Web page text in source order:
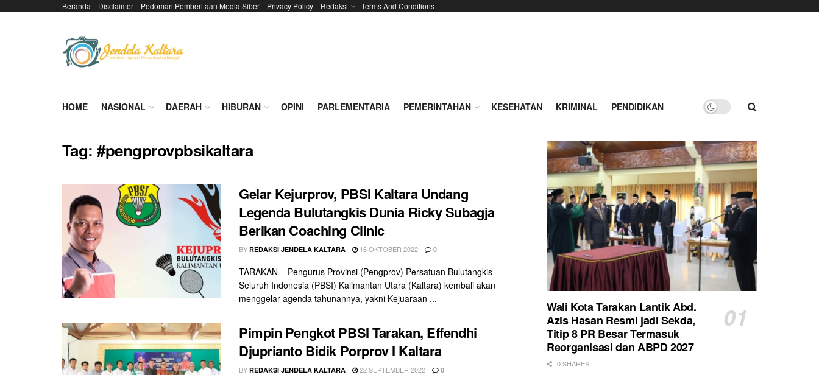
Beranda Disclaimer Pedoman Pemberitaan Media Siber Privacy Policy Redaksi Terms And Conditions
HOME NASIONAL DAERAH HIBURAN OPINI PARLEMENTARIA PEMERINTAHAN KESEHATAN KRIMINAL PENDIDIKAN
Tag:#pengprovpbsikaltara
Gelar Kejurprov, PBSI Kaltara Undang
Legenda Bulutangkis Dunia Ricky Subagja
Berikan Coaching Clinic
BY REDAKSI JENDELA KALTARA 16 OKTOBER 2022 0
TARAKAN – Pengurus Provinsi (Pengprov) Persatuan Bulutangkis
Seluruh Indonesia (PBSI) Kalimantan Utara (Kaltara) kembali akan
menggelar agenda tahunannya, yakni Kejuaraan ...
Pimpin Pengkot PBSI Tarakan, Effendhi
Djuprianto Bidik Porprov I Kaltara
BY REDAKSI JENDELA KALTARA 22 SEPTEMBER 2022 0
Wali Kota Tarakan Lantik Abd.
Azis Hasan Resmi jadi Sekda,
Titip 8 PR Besar Termasuk
Reorganisasi dan ABPD 2027
0 SHARES